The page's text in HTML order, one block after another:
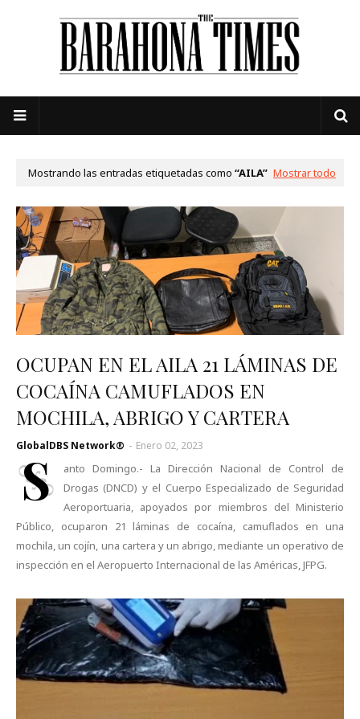
Mostrando las entradas etiquetadas como AILA Mostrar todo
OCUPAN EN EL AILA 21 LÁMINAS DE
COCAÍNA CAMUFLADOS EN
MOCHILA, ABRIGO Y CARTERA
GlobalDBS Network® - Enero 02, 2023
S
anto Domingo.- La Dirección Nacional de Control de
Drogas (DNCD) y el Cuerpo Especializado de Seguridad
Aeroportuaria, apoyados por miembros del Ministerio
Público, ocuparon 21 láminas de cocaína, camuflados en una
mochila, un cojín, una cartera y un abrigo, mediante un operativo de
inspección en el Aeropuerto Internacional de las Américas, JFPG.